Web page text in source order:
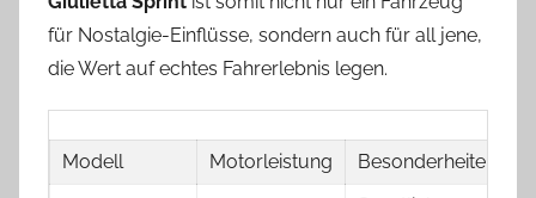
für Nostalgie-Einflüsse, sondern auch für all jene,
die Wert auf echtes Fahrerlebnis legen.
Modell Motorleistung Besonderheiten